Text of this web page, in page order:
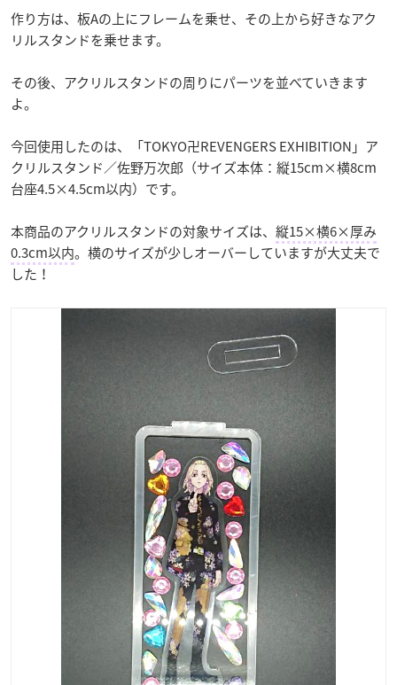
作り方は、板Aの上にフレームを乗せ、その上から好きなアク
リルスタンドを乗せます。
その後、アクリルスタンドの周りにパーツを並べていきます
よ。
今回使用したのは、「TOKYO卍REVENGERS EXHIBITION」ア
クリルスタンド／佐野万次郎（サイズ本体：縦15cm×横8cm
台座4.5×4.5cm以内）です。
本商品のアクリルスタンドの対象サイズは、 縦15×横6×厚み
0.3cm以内。横のサイズが少しオーバーしていますが大丈夫で
した！